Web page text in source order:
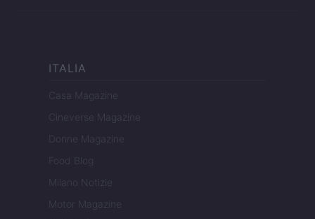
ITALIA
Casa Magazine
Cineverse Magazine
Donne Magazine
Food Blog
Milano Notizie
Motor Magazine